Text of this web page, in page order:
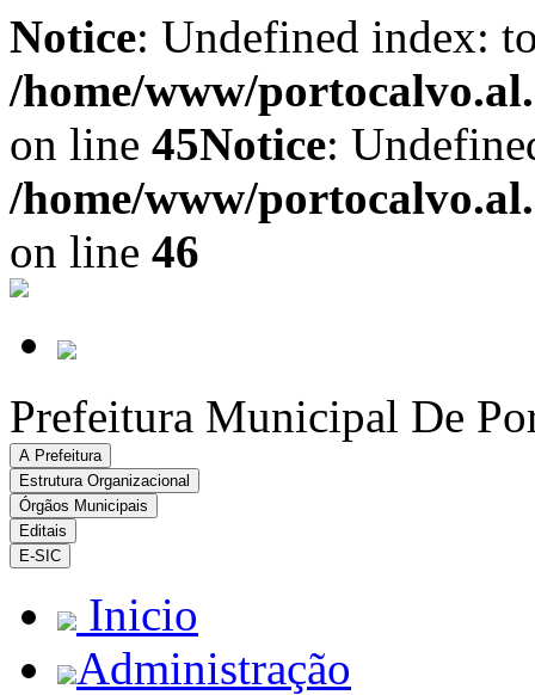
Notice: Undefined index:
/home/www/
on line 45Notice:
/home/www/
on line 46
Prefeitura Municipal De
A Prefeitura
Estrutura Organizacional
Órgãos Municipais
Editais
E-SIC
Inicio
Administração